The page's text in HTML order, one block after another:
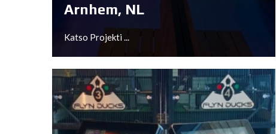
Arnhem, NL
Katso Projekti ...